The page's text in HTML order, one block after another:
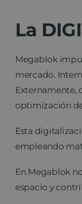
La
Megablok
mercado.
Externamente,
optimización
Esta
empleando
En Megablok
espacio y